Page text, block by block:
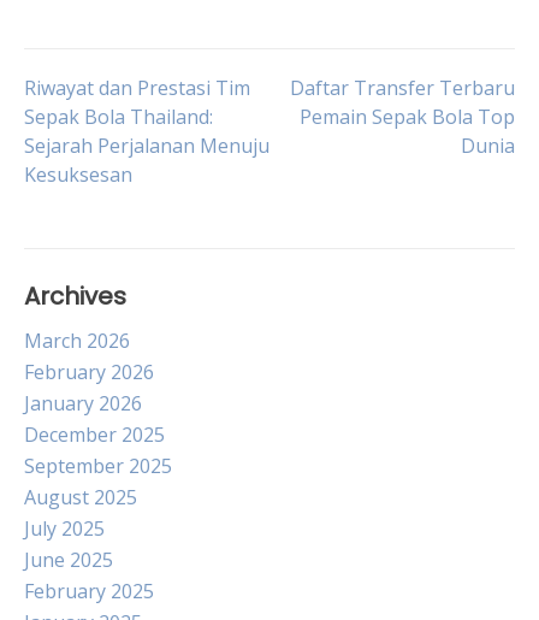
Post
navigation
Riwayat dan Prestasi Tim
Sepak Bola Thailand:
Sejarah Perjalanan Menuju
Kesuksesan
Daftar Transfer Terbaru
Pemain Sepak Bola Top
Dunia
Archives
March 2026
February 2026
January 2026
December 2025
September 2025
August 2025
July 2025
June 2025
February 2025